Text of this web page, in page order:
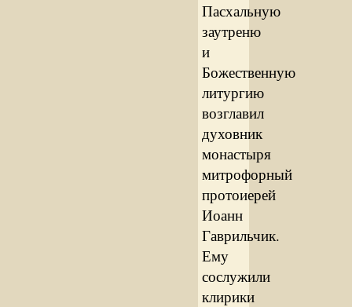
Пасхальную
заутреню
и
Божественную
литургию
возглавил
духовник
монастыря
митрофорный
протоиерей
Иоанн
Гаврильчик.
Ему
сослужили
клирики